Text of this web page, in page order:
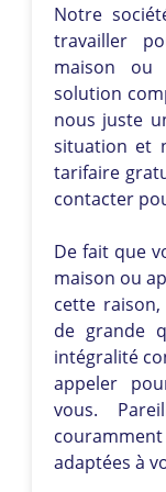
Notre
travailler
maison ou
solution
nous juste
situation et
tarifaire
contacter
De fait que
maison ou
cette
de grande
intégralité
appeler
vous.
adaptées à